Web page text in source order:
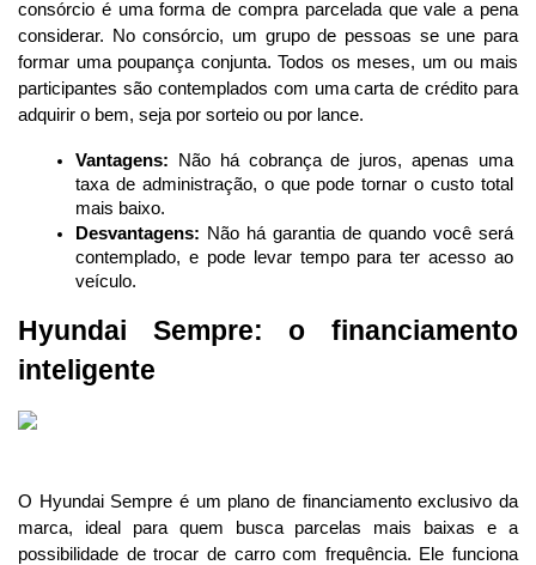
consórcio é uma forma de compra parcelada que vale a pena
considerar. No consórcio, um grupo de pessoas se une para
formar uma poupança conjunta. Todos os meses, um ou mais
participantes são contemplados com uma carta de crédito para
adquirir o bem, seja por sorteio ou por lance.
Vantagens: Não há cobrança de juros, apenas uma
taxa de administração, o que pode tornar o custo total
mais baixo.
Desvantagens: Não há garantia de quando você será
contemplado, e pode levar tempo para ter acesso ao
veículo.
Hyundai Sempre: o financiamento
inteligente
O Hyundai Sempre é um plano de financiamento exclusivo da
marca, ideal para quem busca parcelas mais baixas e a
possibilidade de trocar de carro com frequência. Ele funciona